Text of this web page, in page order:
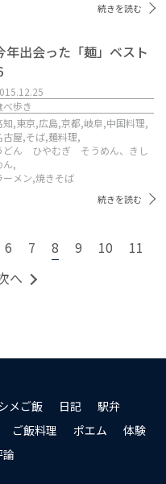
続きを読む
年出会った「麺」ベスト
べ歩き
知,東京,広島,京都,岐阜,中国料理,
古屋,そば,麺料理,
どん ひやむぎ そうめん、きし
ん,
ーメン,焼きそば
続きを読む
6 7 8 9 10
11
へ
メご飯 日記
駅弁
ご飯料理 ポエム
体験
論